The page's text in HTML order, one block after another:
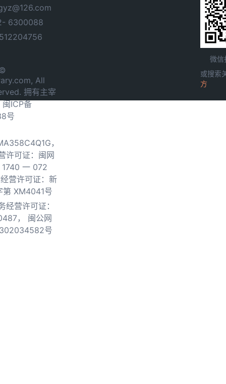
6300088
All
拥有主宰
闽ICP备
号
，
许可证：闽网
一 072
营许可证：新
第 XM4041号
经营许可证：
，
闽公网
号
微信
或搜索
方